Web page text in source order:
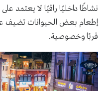
نشاطًا داخليًا راقيًا لا يعتمد
إطعام بعض الحيوانات تضيف
قربًا وخصوصية.